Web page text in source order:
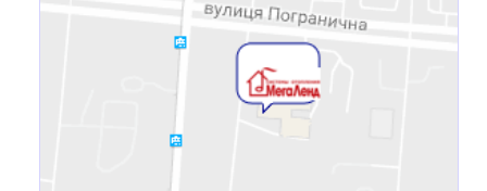
Ссылка для мобильных устройств